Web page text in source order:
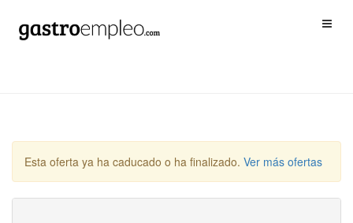
Esta oferta ya ha caducado o ha finalizado. Ver más ofertas